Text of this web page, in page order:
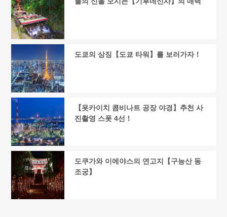
도쿄의 상징【도쿄 타워】를 보러가자！
【욧카이치 콤비나트 공장 야경】추천 사
진촬영 스폿 4선！
도쿠가와 이에야스의 연고지【구능산 동
조궁】